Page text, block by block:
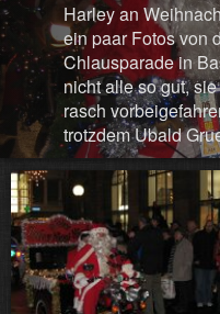
Harley an
ein paar Fotos von
Chlausparade in
nicht alle so gut,
rasch
trotzdem Ubald